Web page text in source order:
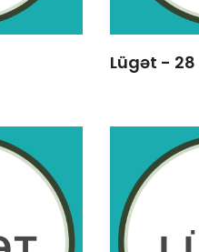
Lügət - 28